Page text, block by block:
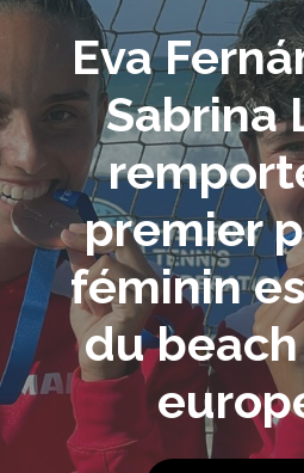
Eva
Sabrina
premier
féminin
du